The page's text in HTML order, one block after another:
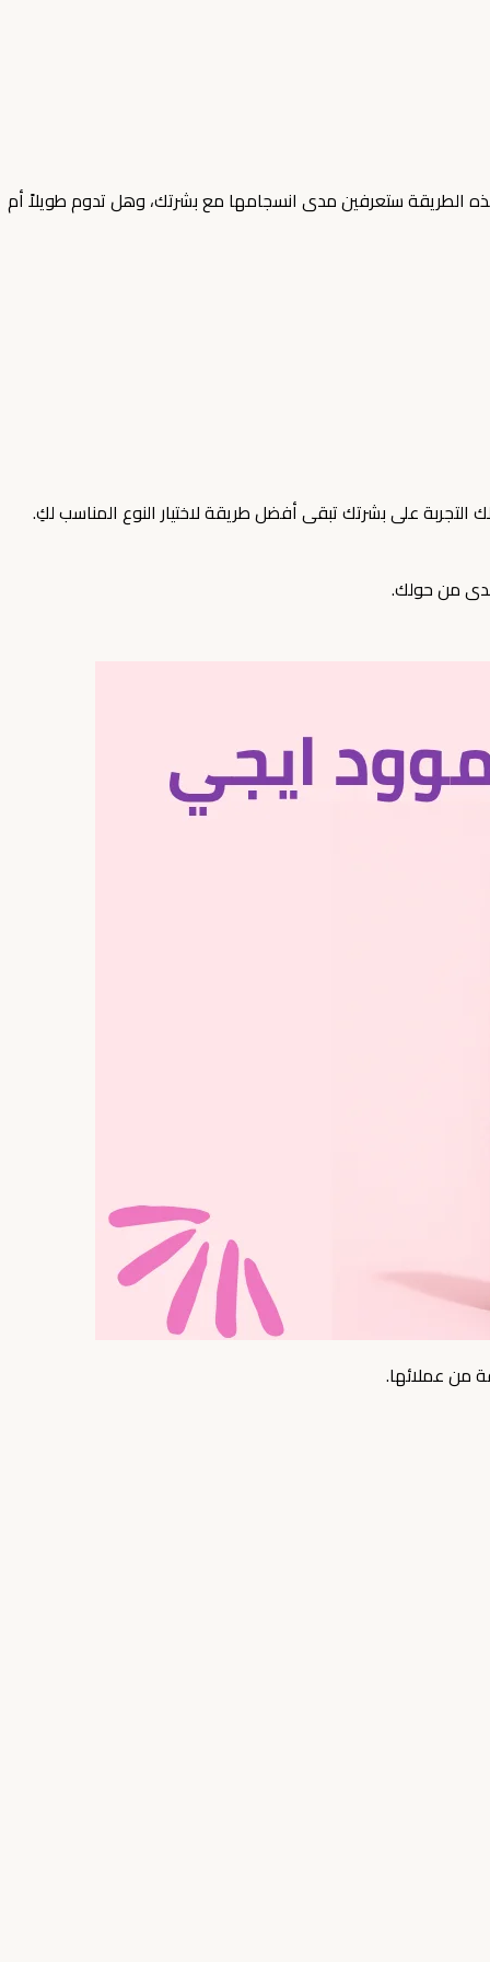
الطريقة ستعرفين مدى انسجامها مع بشرتك، وهل تدوم طويلاً أم
التجربة على بشرتك تبقى أفضل طريقة لاختيار النوع المناسب لكِ.
لدى من حولك.
من عملائها.